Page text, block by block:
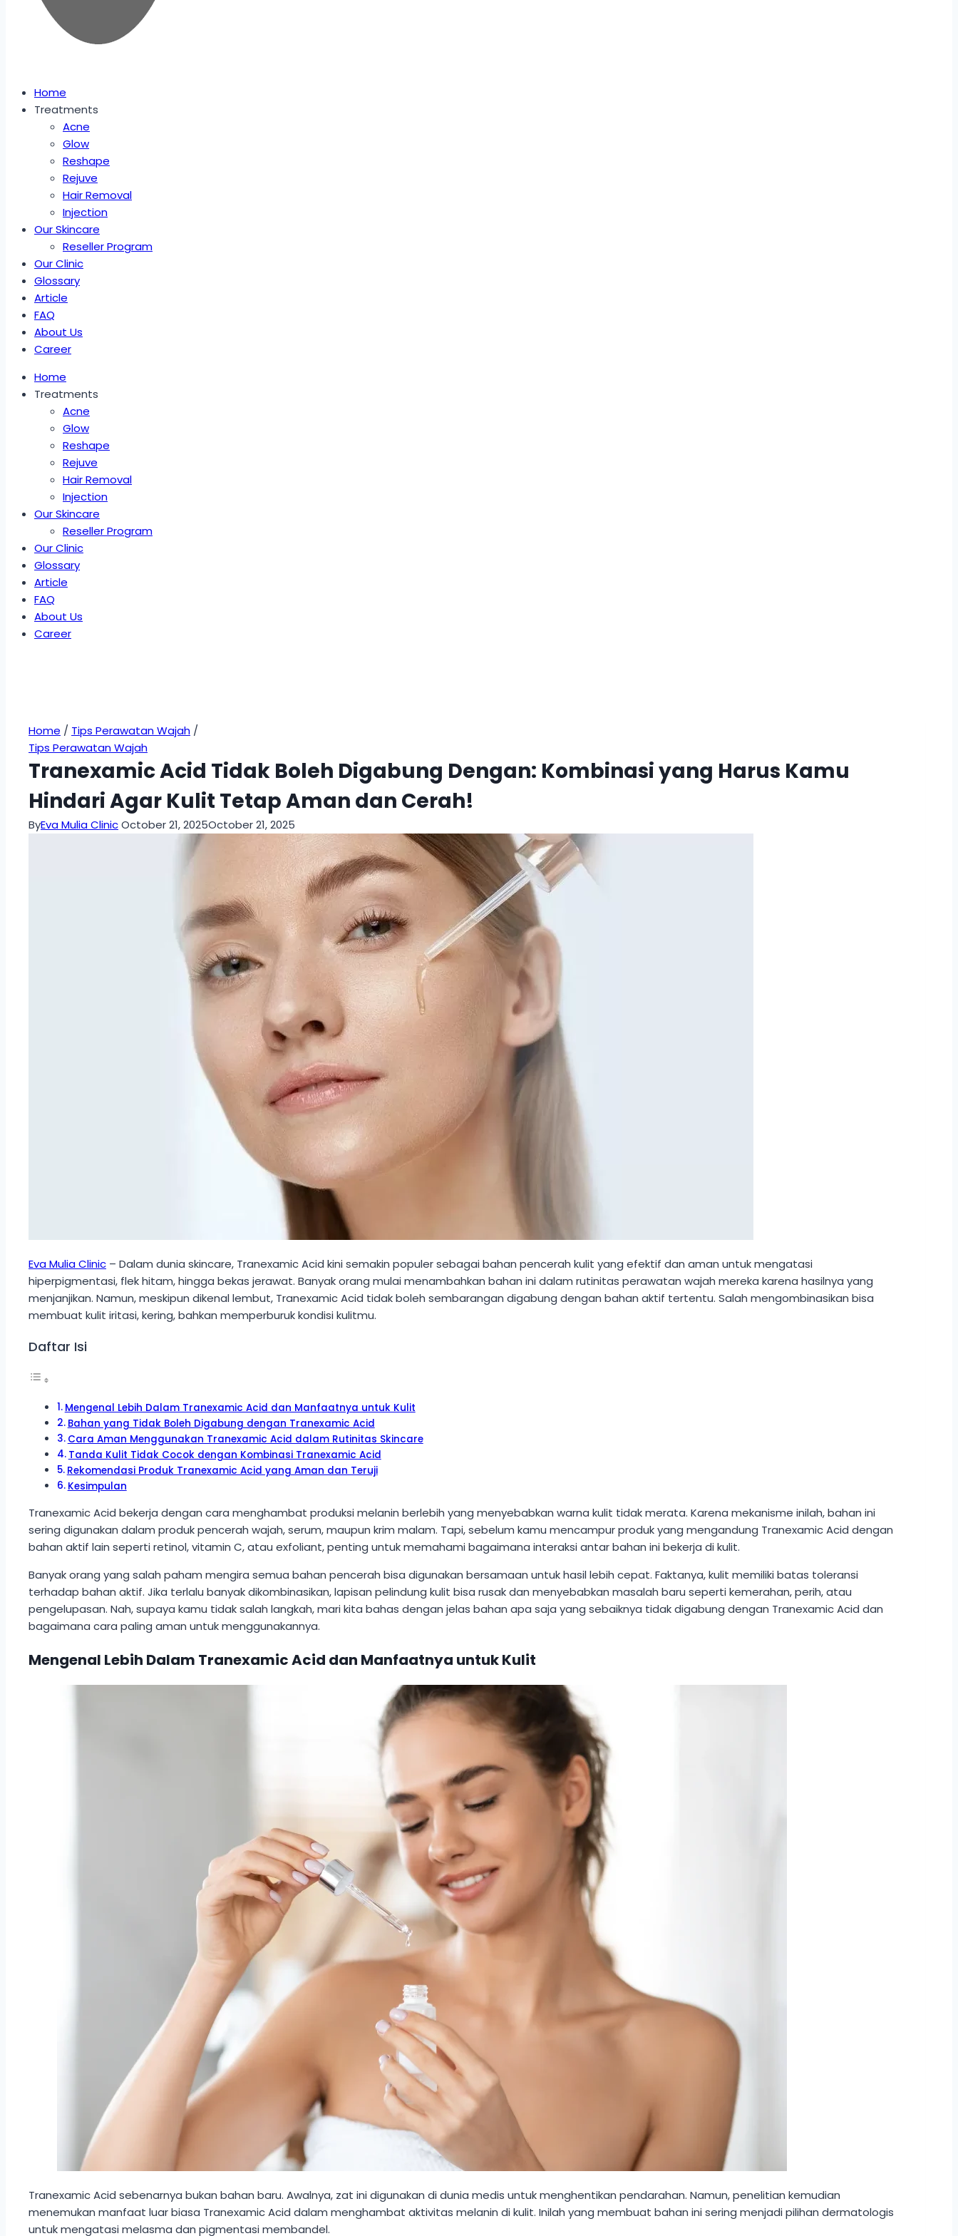
Home
Treatments
Acne
Glow
Reshape
Rejuve
Hair Removal
Injection
Our Skincare
Reseller Program
Our Clinic
Glossary
Article
FAQ
About Us
Career
Home
Treatments
Acne
Glow
Reshape
Rejuve
Hair Removal
Injection
Our Skincare
Reseller Program
Our Clinic
Glossary
Article
FAQ
About Us
Career
Home / Tips Perawatan Wajah /
Tips Perawatan Wajah
Tranexamic Acid Tidak Boleh Digabung Dengan: Kombinasi yang Harus Kamu
Hindari Agar Kulit Tetap Aman dan Cerah!
ByEva Mulia ClinicOctober 21, 2025October 21, 2025
Eva Mulia Clinic – Dalam dunia skincare, Tranexamic Acid kini semakin populer sebagai bahan pencerah kulit yang efektif dan aman untuk mengatasi
hiperpigmentasi, flek hitam, hingga bekas jerawat. Banyak orang mulai menambahkan bahan ini dalam rutinitas perawatan wajah mereka karena hasilnya yang
menjanjikan. Namun, meskipun dikenal lembut, Tranexamic Acid tidak boleh sembarangan digabung dengan bahan aktif tertentu. Salah mengombinasikan bisa
membuat kulit iritasi, kering, bahkan memperburuk kondisi kulitmu.
Daftar Isi
Mengenal Lebih Dalam Tranexamic Acid dan Manfaatnya untuk Kulit
Bahan yang Tidak Boleh Digabung dengan Tranexamic Acid
Cara Aman Menggunakan Tranexamic Acid dalam Rutinitas Skincare
Tanda Kulit Tidak Cocok dengan Kombinasi Tranexamic Acid
Rekomendasi Produk Tranexamic Acid yang Aman dan Teruji
Kesimpulan
Tranexamic Acid bekerja dengan cara menghambat produksi melanin berlebih yang menyebabkan warna kulit tidak merata. Karena mekanisme inilah, bahan ini
sering digunakan dalam produk pencerah wajah, serum, maupun krim malam. Tapi, sebelum kamu mencampur produk yang mengandung Tranexamic Acid dengan
bahan aktif lain seperti retinol, vitamin C, atau exfoliant, penting untuk memahami bagaimana interaksi antar bahan ini bekerja di kulit.
Banyak orang yang salah paham mengira semua bahan pencerah bisa digunakan bersamaan untuk hasil lebih cepat. Faktanya, kulit memiliki batas toleransi
terhadap bahan aktif. Jika terlalu banyak dikombinasikan, lapisan pelindung kulit bisa rusak dan menyebabkan masalah baru seperti kemerahan, perih, atau
pengelupasan. Nah, supaya kamu tidak salah langkah, mari kita bahas dengan jelas bahan apa saja yang sebaiknya tidak digabung dengan Tranexamic Acid dan
bagaimana cara paling aman untuk menggunakannya.
Mengenal Lebih Dalam Tranexamic Acid dan Manfaatnya untuk Kulit
Tranexamic Acid sebenarnya bukan bahan baru. Awalnya, zat ini digunakan di dunia medis untuk menghentikan pendarahan. Namun, penelitian kemudian
menemukan manfaat luar biasa Tranexamic Acid dalam menghambat aktivitas melanin di kulit. Inilah yang membuat bahan ini sering menjadi pilihan dermatologis
untuk mengatasi melasma dan pigmentasi membandel.